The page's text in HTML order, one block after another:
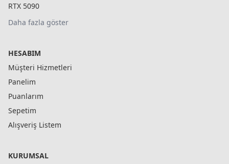
RTX 5090
Daha fazla göster
HESABIM
Müşteri Hizmetleri
Panelim
Puanlarım
Sepetim
Alışveriş Listem
KURUMSAL